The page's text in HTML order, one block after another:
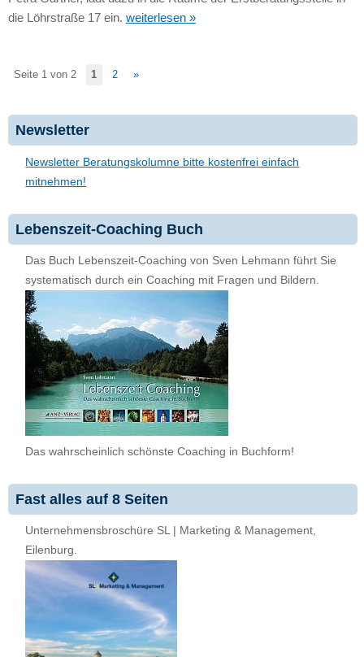
die Löhrstraße 17 ein. weiterlesen »
Seite 1 von 2 1 2 »
Newsletter
Newsletter Beratungskolumne bitte kostenfrei einfach
mitnehmen!
Lebenszeit-Coaching Buch
Das Buch Lebenszeit-Coaching von Sven Lehmann führt Sie
systematisch durch ein Coaching mit Fragen und Bildern.
Das wahrscheinlich schönste Coaching in Buchform!
Fast alles auf 8 Seiten
Unternehmensbroschüre SL | Marketing & Management,
Eilenburg.